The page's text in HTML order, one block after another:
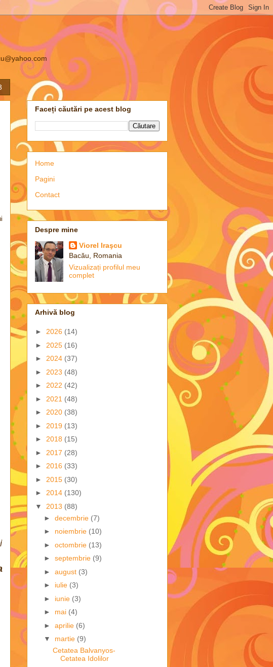
Faceți căutări pe acest blog
Home
Pagini
Contact
Despre mine
Viorel Iraşcu
Bacău, Romania
Vizualizați profilul meu
complet
Arhivă blog
► 2026 (14)
► 2025 (16)
► 2024 (37)
► 2023 (48)
► 2022 (42)
► 2021 (48)
► 2020 (38)
► 2019 (13)
► 2018 (15)
► 2017 (28)
► 2016 (33)
► 2015 (30)
► 2014 (130)
▼ 2013 (88)
► decembrie (7)
► noiembrie (10)
► octombrie (13)
► septembrie (9)
► august (3)
► iulie (3)
► iunie (3)
► mai (4)
► aprilie (6)
▼ martie (9)
Cetatea Balvanyos-
Cetatea Idolilor